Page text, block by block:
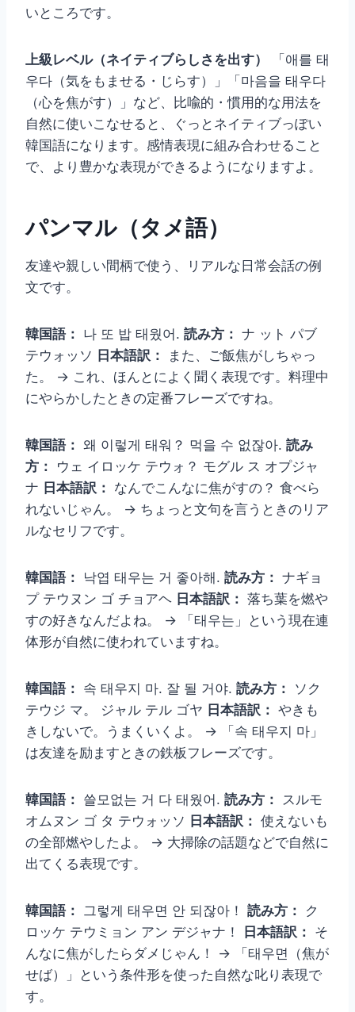
いところです。
上級レベル（ネイティブらしさを出す）
「애를 태
우다（気をもませる・じらす）」「마음을 태우다
（心を焦がす）」など、比喩的・慣用的な用法を
自然に使いこなせると、ぐっとネイティブっぽい
韓国語になります。感情表現に組み合わせること
で、より豊かな表現ができるようになりますよ。
パンマル（タメ語）
友達や親しい間柄で使う、リアルな日常会話の例
文です。
韓国語： 나 또 밥 태웠어. 読み方： ナ ット パブ
テウォッソ 日本語訳：
また、ご飯焦がしちゃっ
た。 → これ、ほんとによく聞く表現です。料理中
にやらかしたときの定番フレーズですね。
韓国語： 왜 이렇게 태워？ 먹을 수 없잖아. 読み
方：
ウェ イロッケ テウォ？ モグル ス オプジャ
ナ 日本語訳： なんでこんなに焦がすの？ 食べら
れないじゃん。 → ちょっと文句を言うときのリア
ルなセリフです。
韓国語： 낙엽 태우는 거 좋아해. 読み方： ナギョ
プ テウヌン ゴ チョアヘ 日本語訳： 落ち葉を燃や
すの好きなんだよね。 → 「태우는」という現在連
体形が自然に使われていますね。
韓国語： 속 태우지 마. 잘 될 거야. 読み方：
ソク
テウジ マ。 ジャル テル ゴヤ 日本語訳： やきも
きしないで。うまくいくよ。 → 「속 태우지 마」
は友達を励ますときの鉄板フレーズです。
韓国語： 쓸모없는 거 다 태웠어. 読み方：
スルモ
オムヌン ゴ タ テウォッソ 日本語訳： 使えないも
の全部燃やしたよ。 → 大掃除の話題などで自然に
出てくる表現です。
韓国語： 그렇게 태우면 안 되잖아！ 読み方：
ク
ロッケ テウミョン アン デジャナ！ 日本語訳： そ
んなに焦がしたらダメじゃん！ → 「태우면（焦が
せば）」という条件形を使った自然な叱り表現で
す。